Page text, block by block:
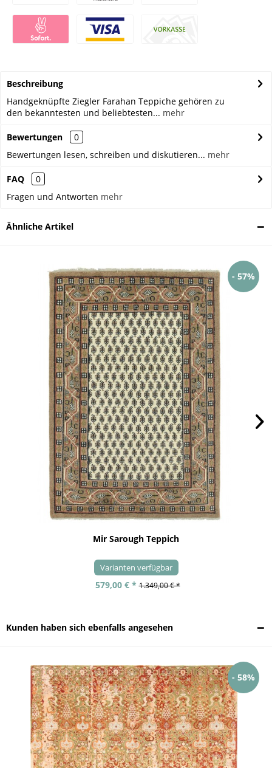
Beschreibung
Handgeknüpfte Ziegler Farahan Teppiche gehören zu
den bekanntesten und beliebtesten... mehr
Bewertungen
0
Bewertungen lesen, schreiben und diskutieren... mehr
FAQ
0
Fragen und Antworten mehr
Ähnliche Artikel
- 57%
Mir Sarough Teppich
Varianten verfügbar
579,00 € * 1.349,00 € *
Kunden haben sich ebenfalls angesehen
- 58%